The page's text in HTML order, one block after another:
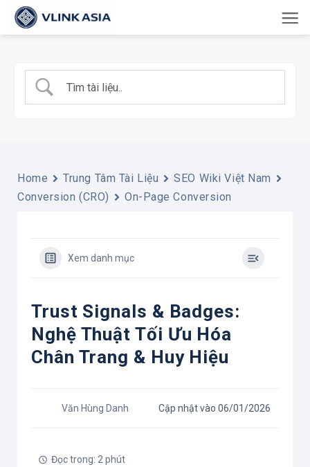
qua
dung
Home Trung Tâm Tài Liệu
SEO Wiki Việt Nam
Conversion (CRO)
On-Page Conversion
Xem danh mục
Trust Signals & Badges:
Nghệ Thuật Tối Ưu Hóa
Chân Trang & Huy Hiệu
Văn Hùng Danh Cập nhật vào 06/01/2026
Đọc trong: 2 phút